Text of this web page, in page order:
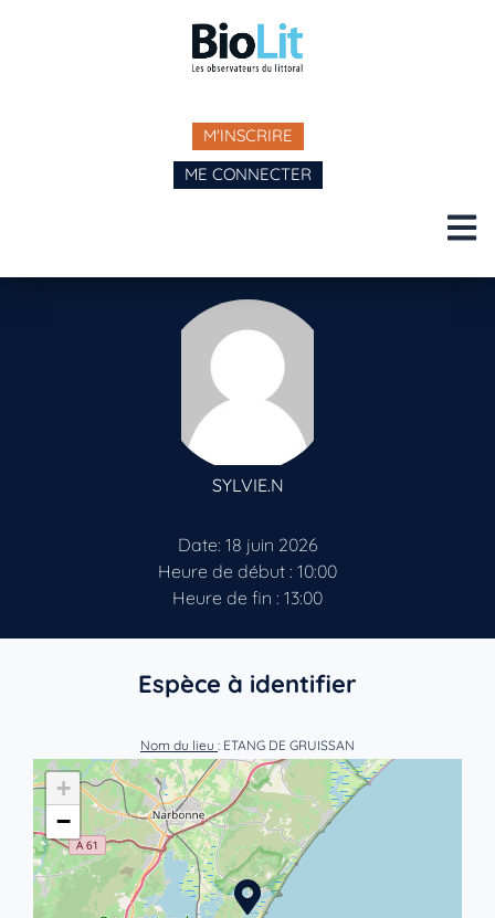
M'INSCRIRE
ME CONNECTER
SYLVIE.N
Date: 18 juin 2026
Heure de début : 10:00
Heure de fin : 13:00
Espèce à identifier
Nom du lieu : ETANG DE GRUISSAN
+
−